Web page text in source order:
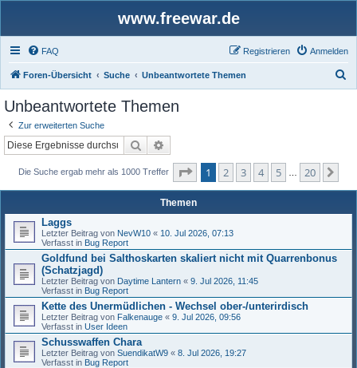
www.freewar.de
FAQ Anmelden
Registrieren
Foren-Übersicht Suche Unbeantwortete Themen
Unbeantwortete Themen
Zur erweiterten Suche
Suche
Die Suche ergab mehr als 1000 Treffer Seite von
1 2 3 4 5 20
Themen
Laggs
Letzter Beitrag von NevW10 « 10. Jul 2026, 07:13
Verfasst in Bug Report
Goldfund bei Salthoskarten skaliert nicht mit Quarrenbonus
(Schatzjagd)
Letzter Beitrag von Daytime Lantern « 9. Jul 2026, 11:45
Verfasst in Bug Report
Kette des Unermüdlichen - Wechsel ober-/unterirdisch
Letzter Beitrag von Falkenauge « 9. Jul 2026, 09:56
Verfasst in User Ideen
Schusswaffen Chara
Letzter Beitrag von SuendikatW9 « 8. Jul 2026, 19:27
Verfasst in Bug Report